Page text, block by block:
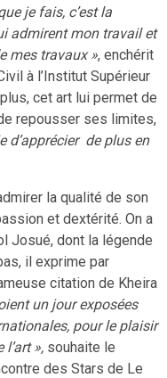
je fais, c’est la
admirent mon travail et
mes travaux », enchérit
à l’Institut Supérieur
cet art lui permet de
repousser ses limites,
d’apprécier de plus en
la qualité de son
et dextérité. On a
Josué, dont la légende
il exprime par
citation de Kheira
un jour exposées
pour le plaisir
», souhaite le
des Stars de Le